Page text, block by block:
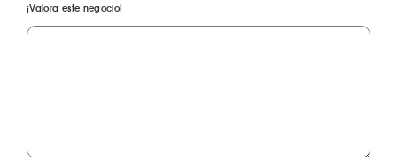
¡Valora este negocio!